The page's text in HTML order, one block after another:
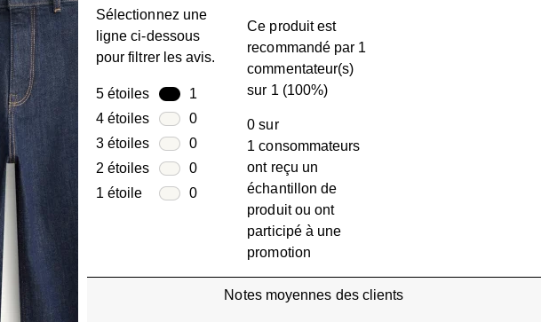
Sélectionnez une
ligne ci-dessous
pour filtrer les avis.
5 étoiles étoiles1
1 avis avec 5 étoiles.
4 étoiles étoiles0
0 avis avec 4 étoiles.
3 étoiles étoiles0
0 avis avec 3 étoiles.
2 étoiles étoiles0
0 avis avec 2 étoiles.
1 étoile étoiles 0
0 avis avec 1 étoile.
Ce produit est
recommandé par 1
commentateur(s)
sur 1 (100%)
0 sur
1 consommateurs
ont reçu un
échantillon de
produit ou ont
participé à une
promotion
Notes moyennes des clients